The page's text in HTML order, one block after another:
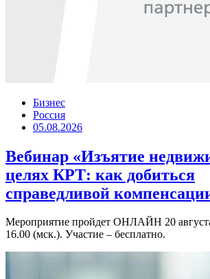
Бизнес
Россия
05.08.2026
Вебинар «Изъятие
целях КРТ: как добиться
справедливой
Мероприятие пройдет ОНЛАЙН 20
16.00 (мск.). Участие – бесплатно.